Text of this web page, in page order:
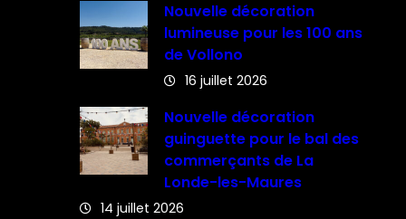
Nouvelle décoration
lumineuse pour les 100 ans
de Vollono
16 juillet 2026
Nouvelle décoration
guinguette pour le bal des
commerçants de La
Londe-les-Maures
14 juillet 2026